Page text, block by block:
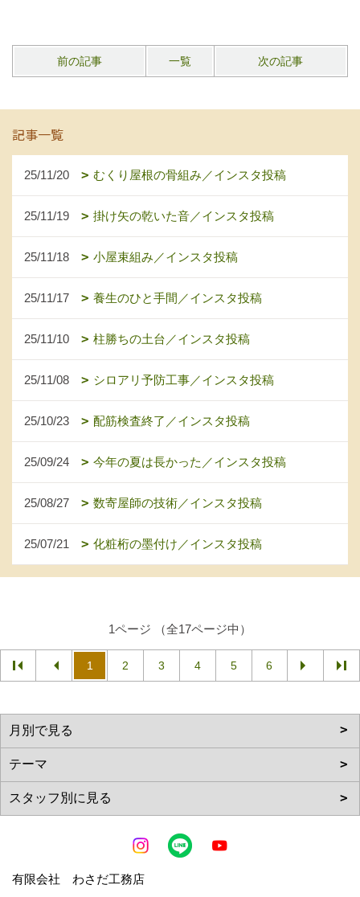
前の記事 一覧 次の記事
記事一覧
25/11/20 むくり屋根の骨組み／インスタ投稿
25/11/19 掛け矢の乾いた音／インスタ投稿
25/11/18 小屋束組み／インスタ投稿
25/11/17 養生のひと手間／インスタ投稿
25/11/10 柱勝ちの土台／インスタ投稿
25/11/08 シロアリ予防工事／インスタ投稿
25/10/23 配筋検査終了／インスタ投稿
25/09/24 今年の夏は長かった／インスタ投稿
25/08/27 数寄屋師の技術／インスタ投稿
25/07/21 化粧桁の墨付け／インスタ投稿
1ページ （全17ページ中）
1 2 3 4 5 6
有限会社 わさだ工務店